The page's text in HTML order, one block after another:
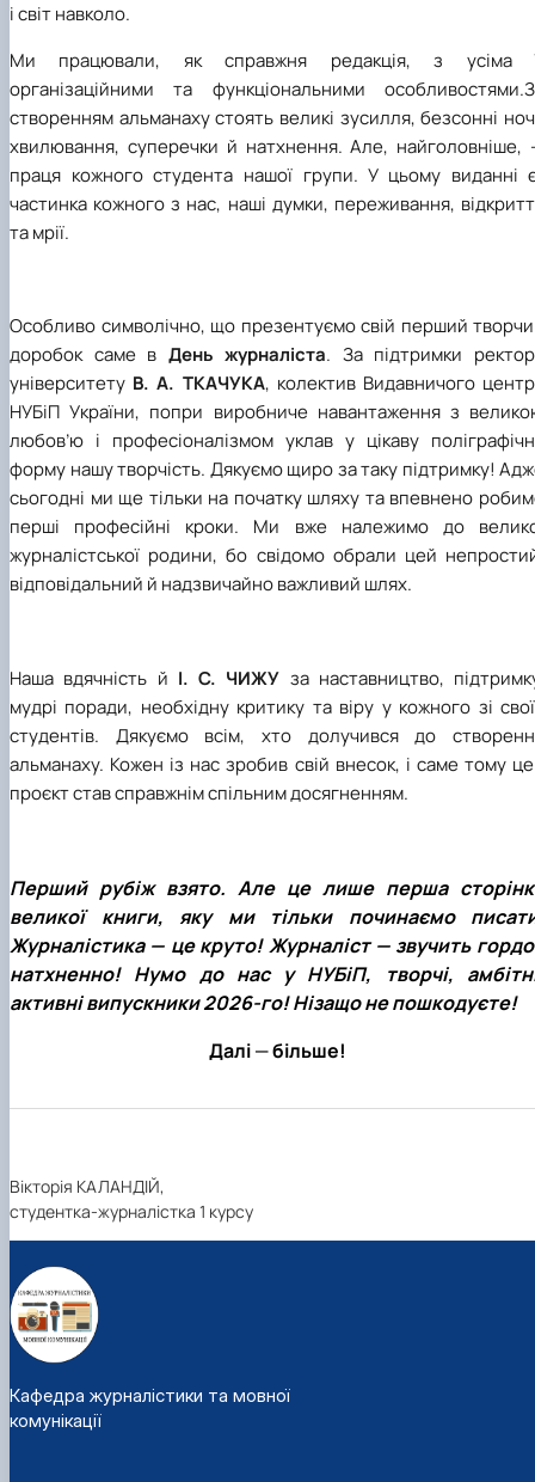
і світ навколо.
Ми працювали, як справжня редакція, з усіма
організаційними та функціональними особливостями.
створенням альманаху стоять великі зусилля, безсонні
хвилювання, суперечки й натхнення. Але, найголовніше,
праця кожного студента нашої групи. У цьому виданні
частинка кожного з нас, наші думки, переживання,
та мрії.
Особливо символічно, що презентуємо свій перший
доробок саме в День журналіста. За підтримки
університету В. А. ТКАЧУКА, колектив Видавничого
НУБіП України, попри виробниче навантаження з
любов’ю і професіоналізмом уклав у цікаву
форму нашу творчість. Дякуємо щиро за таку підтримку!
сьогодні ми ще тільки на початку шляху тавпевнено
перші професійні кроки. Ми вже належимо до
журналістської родини, бо свідомо обрали цей
відповідальний й надзвичайно важливий шлях.
Наша вдячність й І. С. ЧИЖУ за наставництво,
мудрі поради, необхідну критику та віру укожного зі
студентів. Дякуємо всім, хто долучився до
альманаху. Кожен із нас зробив свій внесок, і саме тому
проєкт став справжнім спільним досягненням.
Перший рубіж взято. Але це лише перша
великої книги, яку ми тільки починаємо
Журналістика — це круто! Журналіст — звучить гордо
натхненно! Нумо до нас у НУБіП, творчі,
активні випускники 2026-го! Нізащо не пошкодуєте!
Далі—більше!
Вікторія КАЛАНДІЙ,
студентка-журналістка 1 курсу
Кафедра журналістики та мовної
комунікації